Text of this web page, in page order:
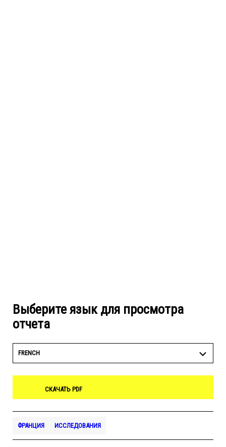
Выберите язык для просмотра
отчета
FRENCH
СКАЧАТЬ PDF
ФРАНЦИЯ ИССЛЕДОВАНИЯ